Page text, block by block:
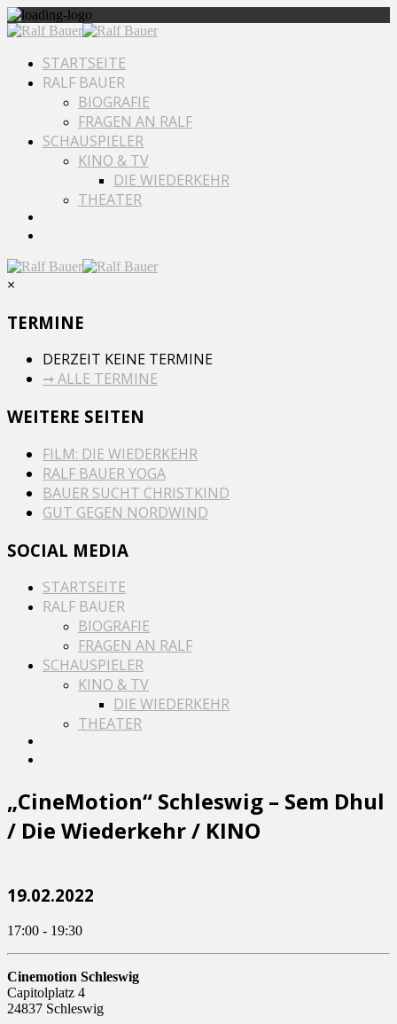
STARTSEITE
RALF BAUER
BIOGRAFIE
FRAGEN AN RALF
SCHAUSPIELER
KINO & TV
DIE WIEDERKEHR
THEATER
×
TERMINE
DERZEIT KEINE TERMINE
➞ ALLE TERMINE
WEITERE SEITEN
FILM: DIE WIEDERKEHR
RALF BAUER YOGA
BAUER SUCHT CHRISTKIND
GUT GEGEN NORDWIND
SOCIAL MEDIA
STARTSEITE
RALF BAUER
BIOGRAFIE
FRAGEN AN RALF
SCHAUSPIELER
KINO & TV
DIE WIEDERKEHR
THEATER
„CineMotion“ Schleswig – Sem Dhul
/ Die Wiederkehr / KINO
19.02.2022
17:00 - 19:30
Cinemotion Schleswig
Capitolplatz 4
24837 Schleswig